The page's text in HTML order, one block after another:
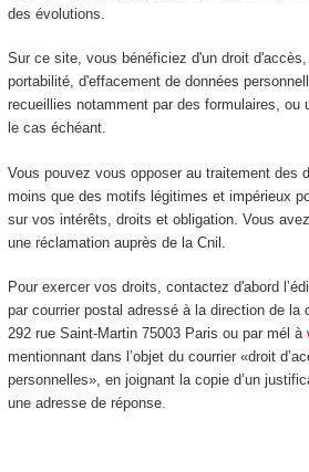
des évolutions.
Sur ce site, vous bénéficiez d'un droit
portabilité, d'effacement de données
recueillies notamment par des formulaires, ou
le cas échéant.
Vous pouvez vous opposer au traitement des
moins que des motifs légitimes et impérieux
sur vos intérêts, droits et obligation. Vous
une réclamation auprès de la Cnil.
Pour exercer vos droits, contactez d'abord
par courrier postal adressé à la direction de la
292 rue Saint-Martin 75003 Paris ou par mél à
mentionnant dans l’objet du courrier «droit
personnelles», en joignant la copie d’un
une adresse de réponse.